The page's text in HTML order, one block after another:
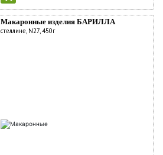
Макаронные изделия БАРИЛЛА
стеллине, N27, 450г